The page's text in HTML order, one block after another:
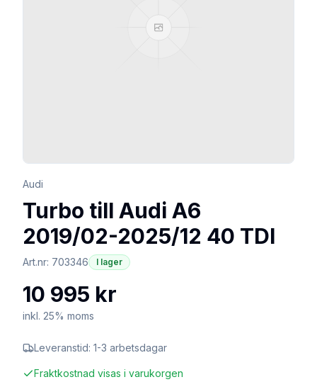
Audi
Turbo till Audi A6
2019/02-2025/12 40 TDI
Art.nr: 703346 I lager
10 995 kr
inkl. 25% moms
Leveranstid: 1-3 arbetsdagar
Fraktkostnad visas i varukorgen